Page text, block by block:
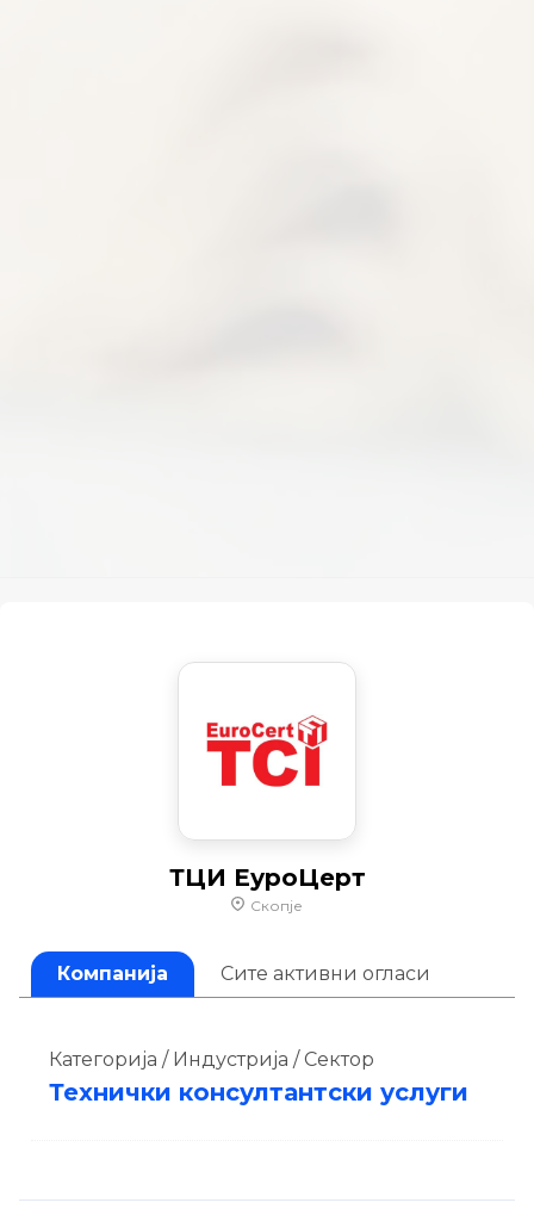
ТЦИ ЕуроЦерт
Скопје
Компанија Сите активни огласи
Категорија / Индустрија / Сектор
Технички консултантски услуги